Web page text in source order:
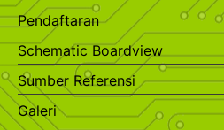
Pendaftaran
Schematic Boardview
Sumber Referensi
Galeri